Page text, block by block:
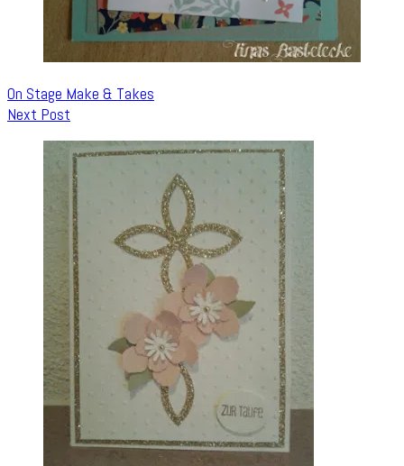
On Stage Make & Takes
Next Post